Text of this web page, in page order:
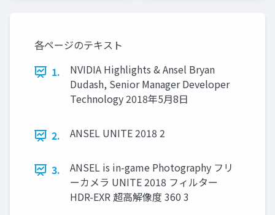
各ページのテキスト
1.
NVIDIA Highlights & Ansel Bryan
Dudash, Senior Manager Developer
Technology 2018年5月8日
2. ANSEL UNITE 2018 2
3.
ANSEL is in-game Photography フリ
ーカメラ UNITE 2018 フィルター
HDR-EXR 超高解像度 360 3